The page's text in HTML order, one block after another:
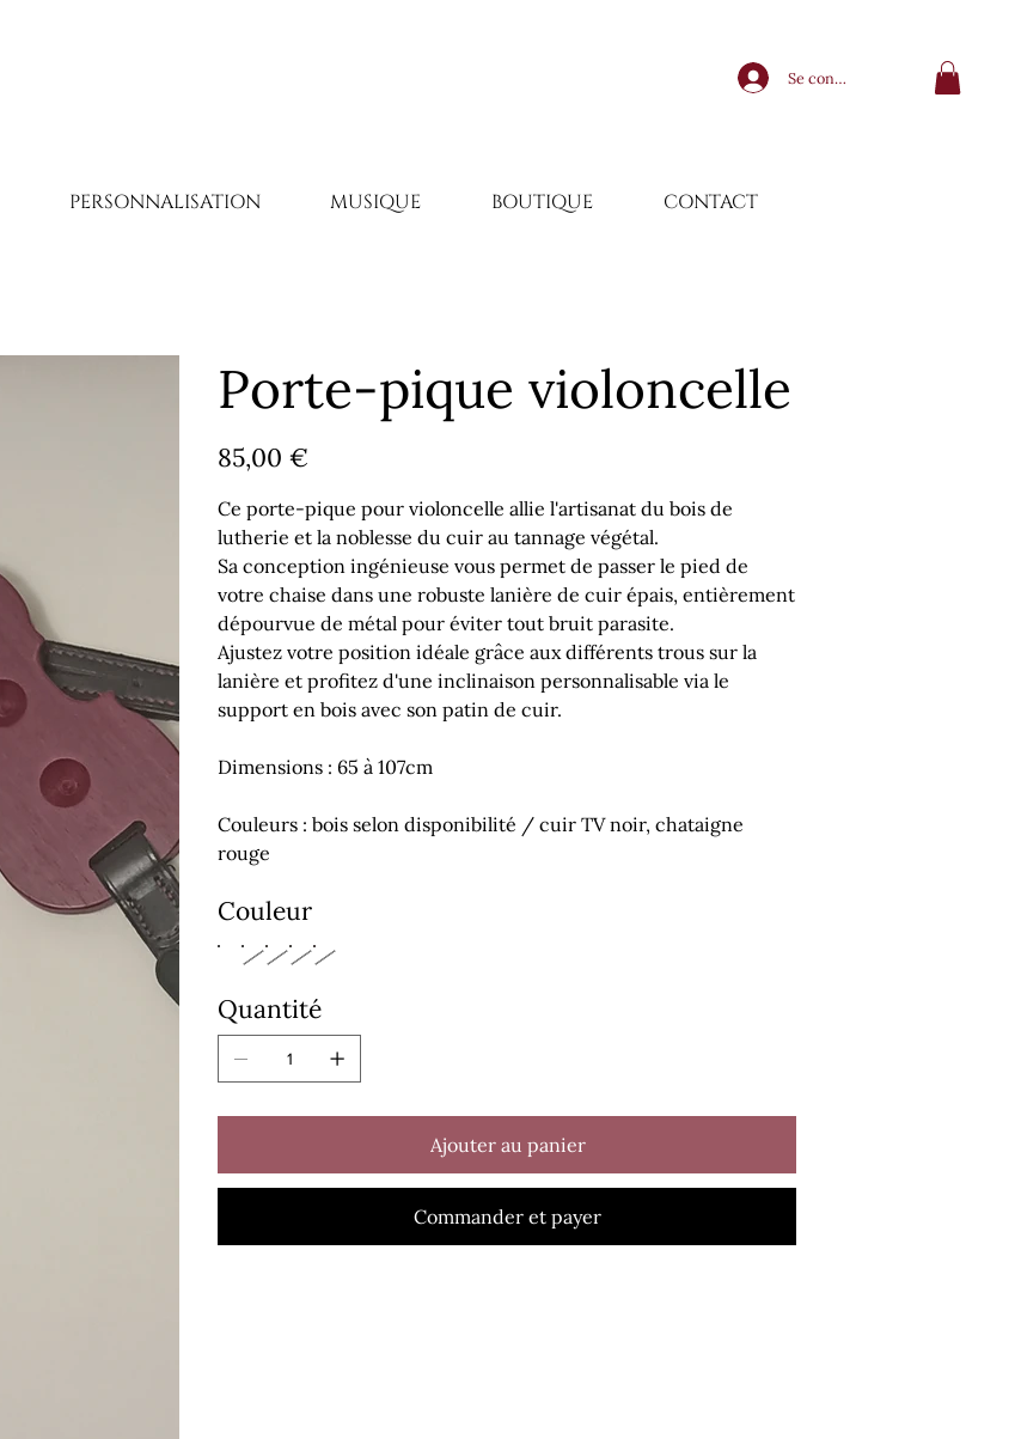
Se connecter
PERSONNALISATION MUSIQUE BOUTIQUE CONTACT
Porte-pique violoncelle
85,00 €
Ce porte-pique pour violoncelle allie l'artisanat du bois de
lutherie et la noblesse du cuir au tannage végétal.
Sa conception ingénieuse vous permet de passer le pied de
votre chaise dans une robuste lanière de cuir épais, entièrement
dépourvue de métal pour éviter tout bruit parasite.
Ajustez votre position idéale grâce aux différents trous sur la
lanière et profitez d'une inclinaison personnalisable via le
support en bois avec son patin de cuir.
Dimensions : 65 à 107cm
Couleurs : bois selon disponibilité / cuir TV noir, chataigne
rouge
Couleur
Quantité
Ajouter au panier
Commander et payer